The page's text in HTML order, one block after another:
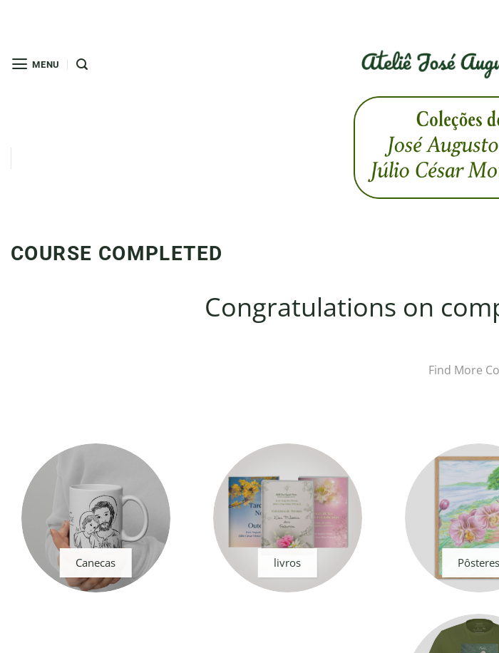
MENU
COURSE COMPLETED
Congratulations on
Find More
Canecas livros Pôsteres